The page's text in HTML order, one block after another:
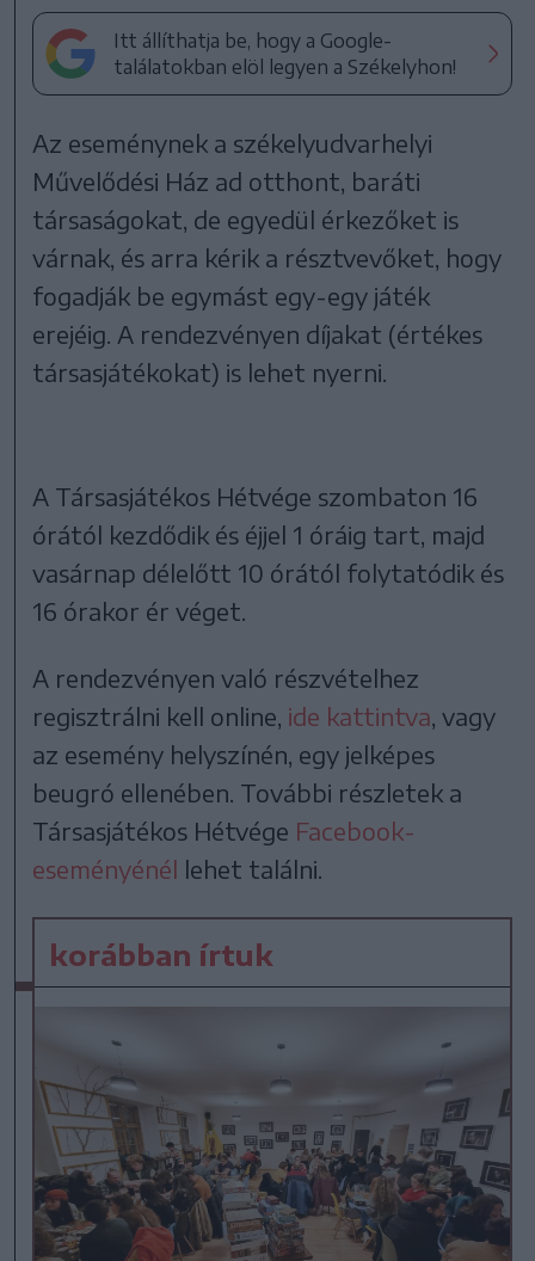
Itt állíthatja be, hogy a Google-
találatokban elöl legyen a Székelyhon!
Az eseménynek a székelyudvarhelyi
Művelődési Ház ad otthont, baráti
társaságokat, de egyedül érkezőket is
várnak, és arra kérik a résztvevőket, hogy
fogadják be egymást egy-egy játék
erejéig. A rendezvényen díjakat (értékes
társasjátékokat) is lehet nyerni.
A Társasjátékos Hétvége szombaton 16
órától kezdődik és éjjel 1 óráig tart, majd
vasárnap délelőtt 10 órától folytatódik és
16 órakor ér véget.
A rendezvényen való részvételhez
regisztrálni kell online, ide kattintva, vagy
az esemény helyszínén, egy jelképes
beugró ellenében. További részletek a
Társasjátékos Hétvége Facebook-
eseményénél lehet találni.
korábban írtuk